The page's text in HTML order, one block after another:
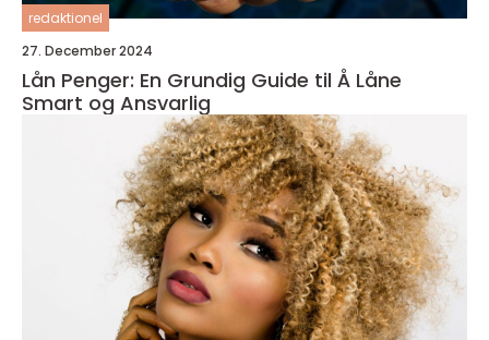
redaktionel
27. December 2024
Lån Penger: En Grundig Guide til Å Låne
Smart og Ansvarlig